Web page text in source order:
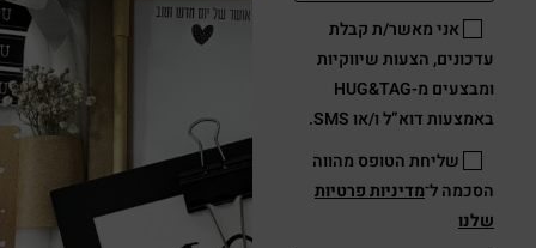
אני מאשר/ת קבלת
עדכונים, הצעות שיווקיות
ומבצעים מ-HUG&TAG
באמצעות דוא”ל ו/או SMS.
שליחת הטופס מהווה
הסכמה ל־מדיניות פרטיות
שלנו